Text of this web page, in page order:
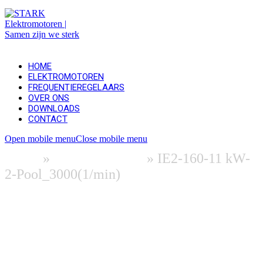
HOME
ELEKTROMOTOREN
FREQUENTIEREGELAARS
OVER ONS
DOWNLOADS
CONTACT
Open mobile menuClose mobile menu
» » IE2-160-11 kW-
2-Pool_3000(1/min)